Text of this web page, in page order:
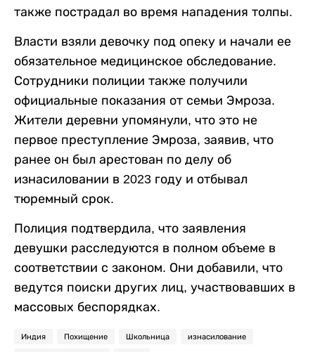
также пострадал во время нападения толпы.
Власти взяли девочку под опеку и начали ее
обязательное медицинское обследование.
Сотрудники полиции также получили
официальные показания от семьи Эмроза.
Жители деревни упомянули, что это не
первое преступление Эмроза, заявив, что
ранее он был арестован по делу об
изнасиловании в 2023 году и отбывал
тюремный срок.
Полиция подтвердила, что заявления
девушки расследуются в полном объеме в
соответствии с законом. Они добавили, что
ведутся поиски других лиц, участвовавших в
массовых беспорядках.
Индия Похищение Школьница изнасилование